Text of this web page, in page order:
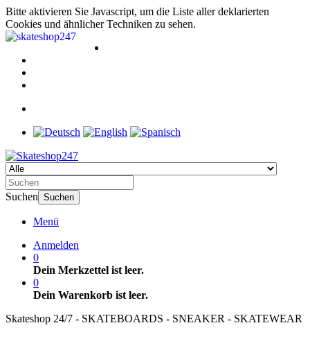
Bitte aktivieren Sie Javascript, um die Liste aller deklarierten
Cookies und ähnlicher Techniken zu sehen.
Suchen Suchen
Menü
Anmelden
0
Dein Merkzettel ist leer.
0
Dein Warenkorb ist leer.
Skateshop 24/7 - SKATEBOARDS - SNEAKER - SKATEWEAR